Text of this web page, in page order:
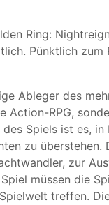
Ring:
Pünktlich
Ableger des
Action-RPG,
des Spiels ist es,
zu
zur
müssen die
treffen.